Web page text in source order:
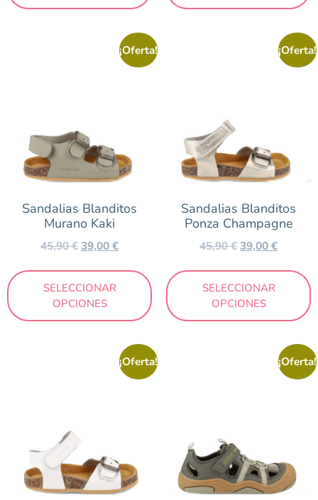
¡Oferta!
Sandalias Blanditos
Murano Kaki
45,90€39,00€
SELECCIONAR
OPCIONES
¡Oferta!
Sandalias Blanditos
Ponza Champagne
45,90€39,00€
SELECCIONAR
OPCIONES
¡Oferta! ¡Oferta!